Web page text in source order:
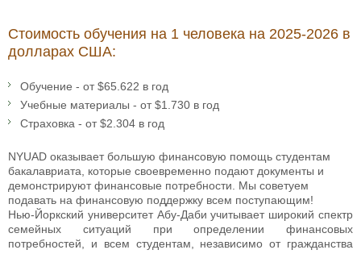
Стоимость обучения на 1 человека на 2025-2026 в
долларах США:
Обучение - от $65.622 в год
Учебные материалы - от $1.730 в год
Страховка - от $2.304 в год
NYUAD оказывает большую финансовую помощь студентам
бакалавриата, которые своевременно подают документы и
демонстрируют финансовые потребности. Мы советуем
подавать на финансовую поддержку всем поступающим!
Нью-Йоркский университет Абу-Даби учитывает широкий спектр
семейных ситуаций при определении финансовых
потребностей, и всем студентам, независимо от гражданства